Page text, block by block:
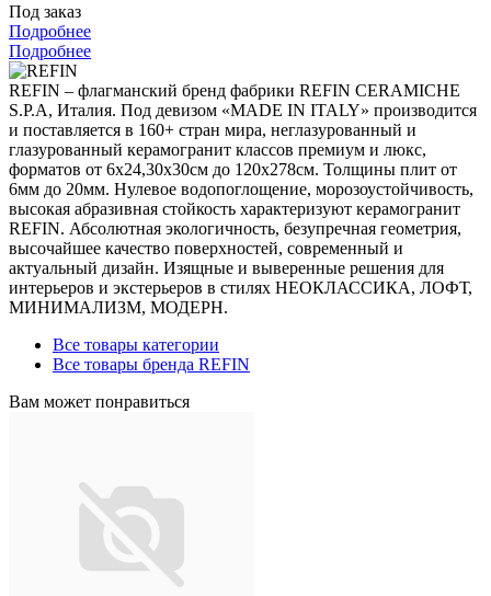
Под заказ
Подробнее
Подробнее
REFIN – флагманский бренд фабрики REFIN CERAMICHE
S.P.A, Италия. Под девизом «MADE IN ITALY» производится
и поставляется в 160+ стран мира, неглазурованный и
глазурованный керамогранит классов премиум и люкс,
форматов от 6х24,30х30см до 120х278см. Толщины плит от
6мм до 20мм. Нулевое водопоглощение, морозоустойчивость,
высокая абразивная стойкость характеризуют керамогранит
REFIN. Абсолютная экологичность, безупречная геометрия,
высочайшее качество поверхностей, современный и
актуальный дизайн. Изящные и выверенные решения для
интерьеров и экстерьеров в стилях НЕОКЛАССИКА, ЛОФТ,
МИНИМАЛИЗМ, МОДЕРН.
Все товары категории
Все товары бренда REFIN
Вам может понравиться